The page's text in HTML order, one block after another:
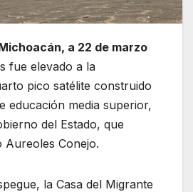
a 22 de marzo
fue elevado a la
pico satélite construido
educación media superior,
del Estado, que
Aureoles Conejo.
la Casa del Migrante